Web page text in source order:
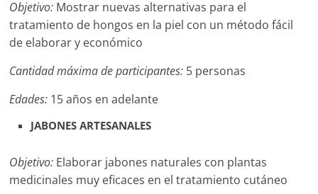
Objetivo: Mostrar nuevas alternativas para el
tratamiento de hongos en la piel con un método fácil
de elaborar y económico
Cantidad máxima de participantes: 5 personas
Edades: 15 años en adelante
JABONES ARTESANALES
Objetivo: Elaborar jabones naturales con plantas
medicinales muy eficaces en el tratamiento cutáneo